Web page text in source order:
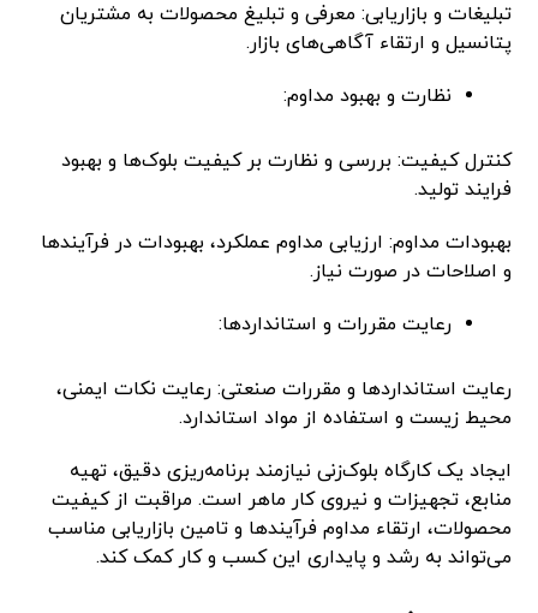
تبلیغات و بازاریابی: معرفی و تبلیغ محصولات به مشتریان
پتانسیل و ارتقاء آگاهی‌های بازار.
نظارت و بهبود مداوم:
کنترل کیفیت: بررسی و نظارت بر کیفیت بلوک‌ها و بهبود
فرایند تولید.
بهبودات مداوم: ارزیابی مداوم عملکرد، بهبودات در فرآیندها
و اصلاحات در صورت نیاز.
رعایت مقررات و استانداردها:
رعایت استانداردها و مقررات صنعتی: رعایت نکات ایمنی،
محیط زیست و استفاده از مواد استاندارد.
ایجاد یک کارگاه بلوک‌زنی نیازمند برنامه‌ریزی دقیق، تهیه
منابع، تجهیزات و نیروی کار ماهر است. مراقبت از کیفیت
محصولات، ارتقاء مداوم فرآیندها و تامین بازاریابی مناسب
می‌تواند به رشد و پایداری این کسب و کار کمک کند.